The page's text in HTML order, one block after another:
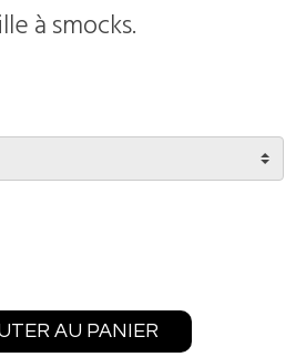
à smocks.
AU PANIER